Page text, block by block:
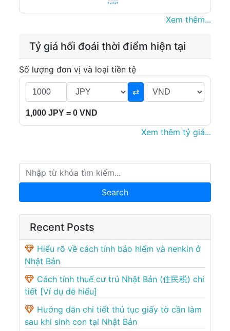
Xem thêm...
Tỷ giá hối đoái thời điểm hiện tại
Số lượng đơn vị và loại tiền tệ
⇄
1,000 JPY = 0 VND
Xem thêm tỷ giá...
Recent Posts
Hiểu rõ về cách tính bảo hiểm và nenkin ở
Nhật Bản
Cách tính thuế cư trú Nhật Bản (住民税) chi
tiết [Ví dụ dễ hiểu]
Hướng dẫn chi tiết thủ tục giấy tờ cần làm
sau khi sinh con tại Nhật Bản